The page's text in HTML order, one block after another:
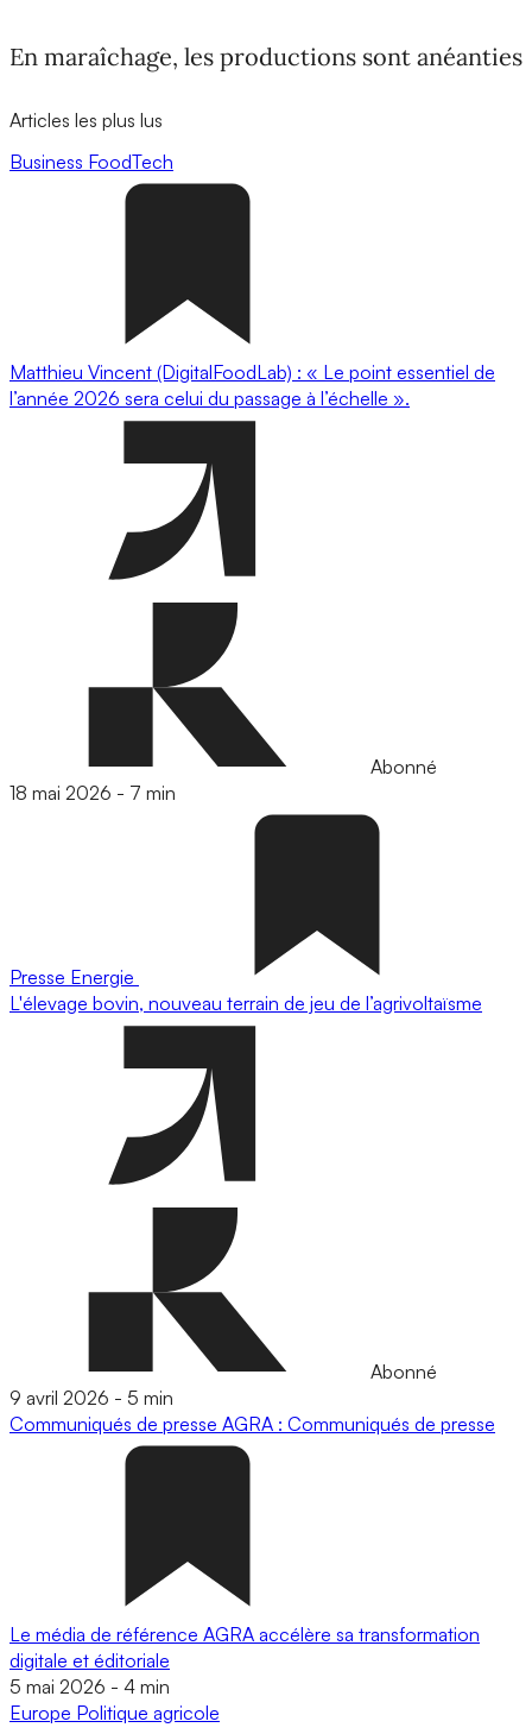
En maraîchage, les productions sont anéanties
Articles les plus lus
Business FoodTech
Matthieu Vincent (DigitalFoodLab) : « Le point essentiel de
l’année 2026 sera celui du passage à l’échelle ».
Abonné
18 mai 2026 - 7 min
Presse Energie
L'élevage bovin, nouveau terrain de jeu de l’agrivoltaïsme
Abonné
9 avril 2026 - 5 min
Communiqués de presse AGRA : Communiqués de presse
Le média de référence AGRA accélère sa transformation
digitale et éditoriale
5 mai 2026 - 4 min
Europe Politique agricole